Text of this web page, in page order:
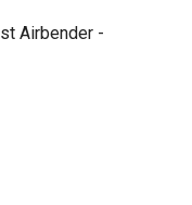
Airbender -